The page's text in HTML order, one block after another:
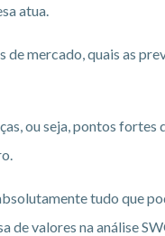
atua.
mercado, quais as
ou seja, pontos fortes
tudo que
de valores na análise